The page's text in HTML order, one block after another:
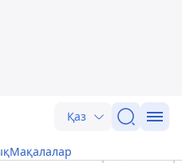
Қаз
Мақалалар